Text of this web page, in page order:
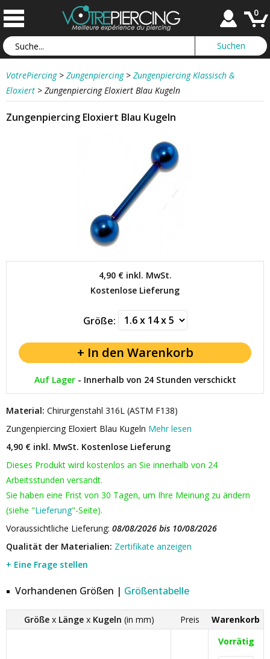
0
VotrePiercing > Zungenpiercing > Zungenpiercing Klassisch &
Eloxiert > Zungenpiercing Eloxiert Blau Kugeln
Zungenpiercing Eloxiert Blau Kugeln
4,90 €inkl. MwSt.
Kostenlose Lieferung
Größe:
Auf Lager- Innerhalb von 24 Stunden verschickt
Material: Chirurgenstahl 316L (ASTM F138)
Zungenpiercing Eloxiert Blau Kugeln Mehr lesen
4,90 € inkl. MwSt. Kostenlose Lieferung
Dieses Produkt wird kostenlos an Sie innerhalb von 24
Arbeitsstunden versandt.
Sie haben eine Frist von 30 Tagen, um Ihre Meinung zu ändern
(siehe "Lieferung"-Seite).
Voraussichtliche Lieferung: 08/08/2026 bis 10/08/2026
Qualität der Materialien: Zertifikate anzeigen
+ Eine Frage stellen
Vorhandenen Größen | Größentabelle
Größe x Länge x Kugeln (in mm) Preis Warenkorb
Vorrätig